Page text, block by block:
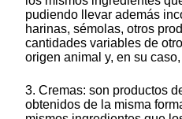
pudiendo llevar además
harinas, sémolas, otros
cantidades variables de
origen animal y, en su
3. Cremas: son productos
obtenidos de la misma